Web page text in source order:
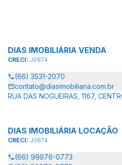
DIAS IMOBILIÁRIA VENDA
CRECI: J0874
(66) 3531-2070
contato@diasimobiliaria.com.br
RUA DAS NOGUEIRAS, 1167,
DIAS IMOBILIÁRIA LOCAÇÃO
CRECI: J0874
(66) 99976-0773